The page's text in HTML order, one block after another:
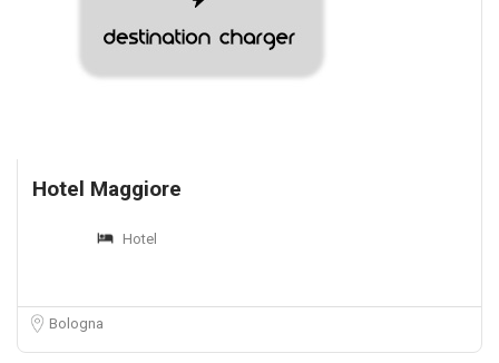
Hotel Maggiore
Hotel
Bologna